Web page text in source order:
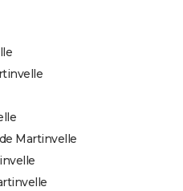
Martinvelle